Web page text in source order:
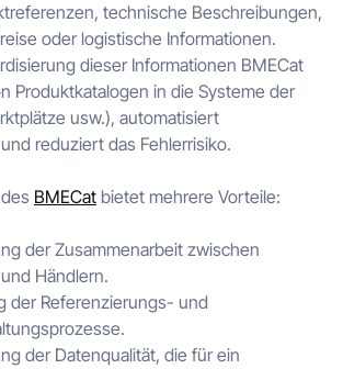
technische Beschreibungen,
oder logistische Informationen.
dieser Informationen BMECat
Produktkatalogen in die Systeme der
usw.), automatisiert
reduziert das Fehlerrisiko.
BMECat bietet mehrere Vorteile:
der Zusammenarbeit zwischen
Händlern.
der Referenzierungs- und
der Datenqualität, die für ein